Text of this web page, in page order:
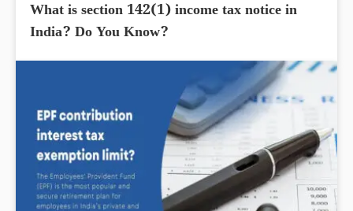
What is section 142(1) income tax notice in
India? Do You Know?